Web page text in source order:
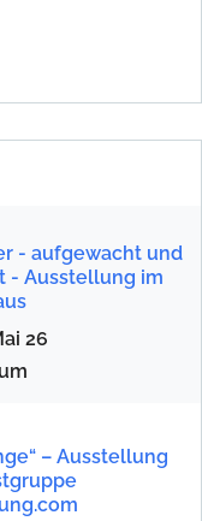
- aufgewacht und
- Ausstellung im
26
– Ausstellung